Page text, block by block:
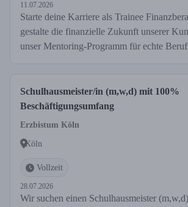
11.07.2026
Starte deine Karriere als Trainee
gestalte die finanzielle Zukunft unserer
unser Mentoring-Programm für echte
Schulhausmeister/in (m,w,d) mit 100%
Beschäftigungsumfang
Erzbistum Köln
Köln
Vollzeit
28.07.2026
Wir suchen einen Schulhausmeister